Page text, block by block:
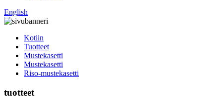
English
Kotiin
Tuotteet
Mustekasetti
Mustekasetti
Riso-mustekasetti
tuotteet